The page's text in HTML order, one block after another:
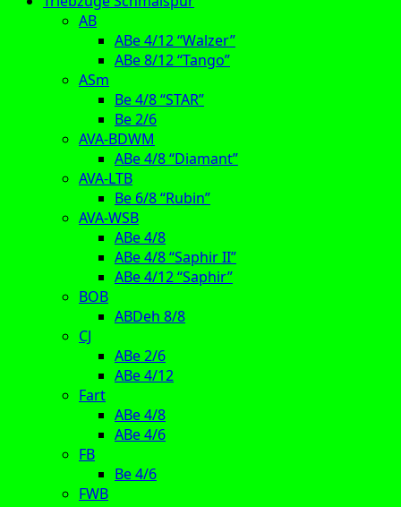
AB
ABe 4/12 “Walzer”
ABe 8/12 “Tango”
ASm
Be 4/8 “STAR”
Be 2/6
AVA-BDWM
ABe 4/8 “Diamant”
AVA-LTB
Be 6/8 “Rubin”
AVA-WSB
ABe 4/8
ABe 4/8 “Saphir II”
ABe 4/12 “Saphir”
BOB
ABDeh 8/8
CJ
ABe 2/6
ABe 4/12
Fart
ABe 4/8
ABe 4/6
FB
Be 4/6
FWB